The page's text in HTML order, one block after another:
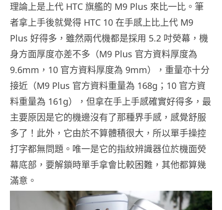
理論上是上代 HTC 旗艦的 M9 Plus 來比一比。筆
者拿上手後就覺得 HTC 10 在手感上比上代 M9
Plus 好得多，雖然兩代機都是採用 5.2 吋熒幕，機
身方面厚度亦差不多（M9 Plus 官方資料厚度為
9.6mm，10 官方資料厚度為 9mm），重量亦十分
接近（M9 Plus 官方資料重量為 168g；10 官方資
料重量為 161g），但拿在手上手感確實好得多，最
主要原因是它的機邊沒有了那種界手感，感覺舒服
多了！此外，它由於不算體積很大，所以單手操控
打字都無問題。唯一是它的指紋辨識器位於機面熒
幕底部，要解鎖時單手拿會比較困難，其他都算幾
滿意。